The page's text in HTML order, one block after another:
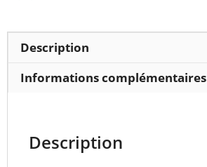
totale
8
Description
Informations complémentaires
Description